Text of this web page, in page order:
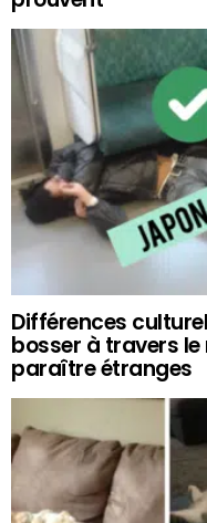
Différences
bosser à travers
paraître étranges